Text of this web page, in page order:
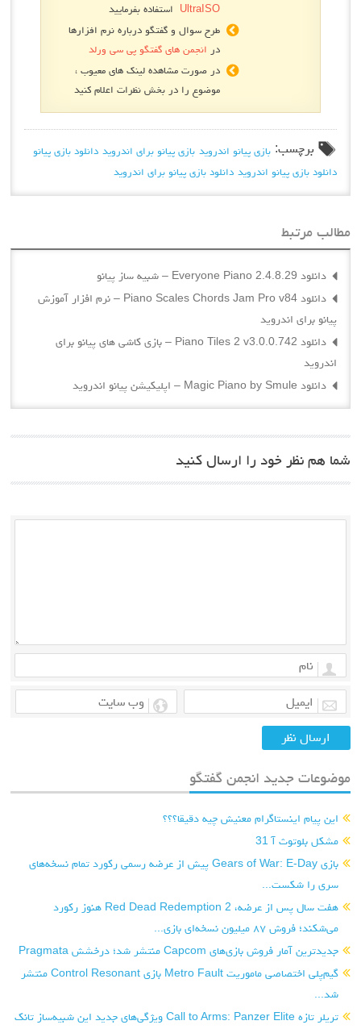
UltraISO استفاده بفرمایید
طرح سوال و گفتگو درباره نرم افزارها
در انجمن های گفتگو پی سی ورلد
در صورت مشاهده لینک های معیوب ،
موضوع را در بخش نظرات اعلام کنید
برچسب: بازی پیانو اندروید بازی پیانو برای اندروید دانلود بازی پیانو
دانلود بازی پیانو اندروید دانلود بازی پیانو برای اندروید
مطالب مرتبط
دانلود Everyone Piano 2.4.8.29 – شبیه ساز پیانو
دانلود Piano Scales Chords Jam Pro v84 – نرم افزار آموزش
پیانو برای اندروید
دانلود Piano Tiles 2 v3.0.0.742 – بازی کاشی های پیانو برای
اندروید
دانلود Magic Piano by Smule – اپلیکیشن پیانو اندروید
شما هم نظر خود را ارسال کنید
موضوعات جدید انجمن گفتگو
این پیام اینستاگرام معنیش چیه دقیقا؟؟؟
مشکل بلوتوث آ 31
بازی Gears of War: E-Day پیش از عرضه رسمی رکورد تمام نسخه‌های
سری را شکست...
هفت سال پس از عرضه، Red Dead Redemption 2 هنوز رکورد
می‌شکند؛ فروش ۸۷ میلیون نسخه‌ای بازی...
جدیدترین آمار فروش بازی‌های Capcom منتشر شد؛ درخشش Pragmata
گیم‌پلی اختصاصی ماموریت Metro Fault بازی Control Resonant منتشر
شد...
تریلر تازه Call to Arms: Panzer Elite ویژگی‌های جدید این شبیه‌ساز تانک